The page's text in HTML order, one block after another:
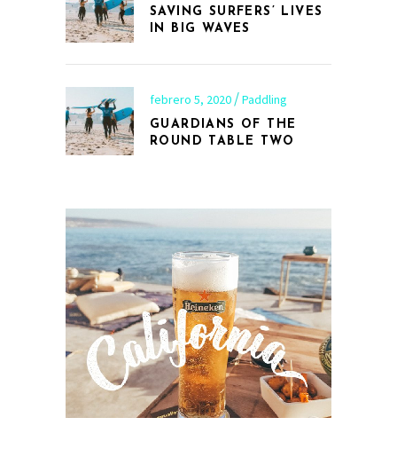
SAVING SURFERS’ LIVES
IN BIG WAVES
febrero 5, 2020 Paddling
GUARDIANS OF THE
ROUND TABLE TWO